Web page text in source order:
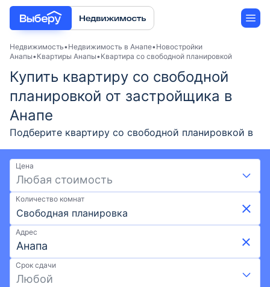
Новостройки
Застройщики
Ипотека
Недвижимость Недвижимость в Анапе Новостройки
Анапы Квартиры Анапы Квартира со свободной планировкой
Купить квартиру со свободной
планировкой от застройщика в
Анапе
Подберите квартиру со свободной планировкой в
новостройке Анапы от застройщика в 2026 году.
Выгодные условия на Выберу: скидки и акции от
застройщиков, возможна ипотека. Покупка
квартиры со свободной планировкой по ценам от
0 ₽ и площадью от - до -. Воспользуйтесь удобной
картой и фильтрами при поиске подходящего
жилья. Выберите квартиру со свободной
планировкой в новостройке в Анапе на Выберу.ру.
Цена
Любая стоимость
Количество комнат
Свободная планировка
Адрес
Срок сдачи
Любой